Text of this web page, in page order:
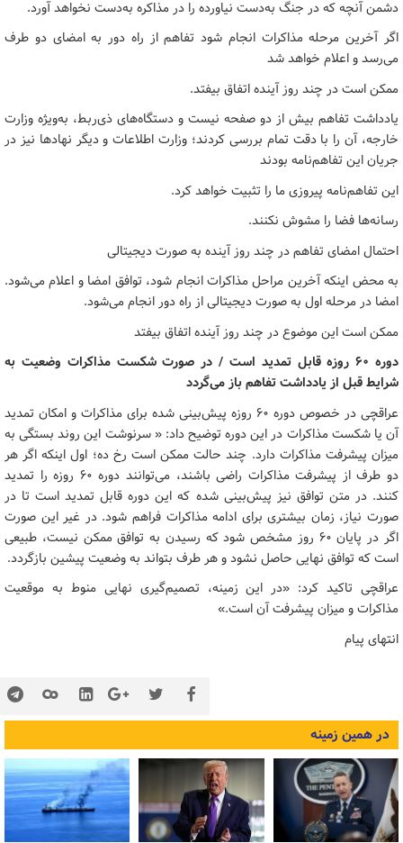
دشمن آنچه که در جنگ به‌دست نیاورده را در مذاکره به‌دست نخواهد آورد.
اگر آخرین مرحله مذاکرات انجام شود تفاهم از راه دور به امضای دو طرف
می‌رسد و اعلام خواهد شد
ممکن است در چند روز آینده اتفاق بیفتد.
یادداشت تفاهم بیش از دو صفحه نیست و دستگاه‌های ذی‌ربط، به‌ویژه وزارت
خارجه، آن را با دقت تمام بررسی کردند؛ وزارت اطلاعات و دیگر نهادها نیز در
جریان این تفاهم‌نامه بودند
این تفاهم‌نامه پیروزی ما را تثبیت خواهد کرد.
رسانه‌ها فضا را مشوش نکنند.
احتمال امضای تفاهم در چند روز آینده به صورت دیجیتالی
به محض اینکه آخرین مراحل مذاکرات انجام شود، توافق امضا و اعلام می‌شود.
امضا در مرحله اول به صورت دیجیتالی از راه دور انجام می‌شود.
ممکن است این موضوع در چند روز آینده اتفاق بیفتد
دوره ۶۰ روزه قابل تمدید است / در صورت شکست مذاکرات وضعیت به
شرایط قبل از یادداشت تفاهم باز می‌گردد
عراقچی در خصوص دوره ۶۰ روزه پیش‌بینی شده برای مذاکرات و امکان تمدید
آن یا شکست مذاکرات در این دوره توضیح داد: « سرنوشت این روند بستگی به
میزان پیشرفت مذاکرات دارد. چند حالت ممکن است رخ ده؛ اول اینکه اگر هر
دو طرف از پیشرفت مذاکرات راضی باشند، می‌توانند دوره ۶۰ روزه را تمدید
کنند. در متن توافق نیز پیش‌بینی شده که این دوره قابل تمدید است تا در
صورت نیاز، زمان بیشتری برای ادامه مذاکرات فراهم شود. در غیر این صورت
اگر در پایان ۶۰ روز مشخص شود که رسیدن به توافق ممکن نیست، طبیعی
است که توافق نهایی حاصل نشود و هر طرف بتواند به وضعیت پیشین بازگردد.
عراقچی تاکید کرد: «در این زمینه، تصمیم‌گیری نهایی منوط به موقعیت
مذاکرات و میزان پیشرفت آن است.»
انتهای پیام
در همین زمینه